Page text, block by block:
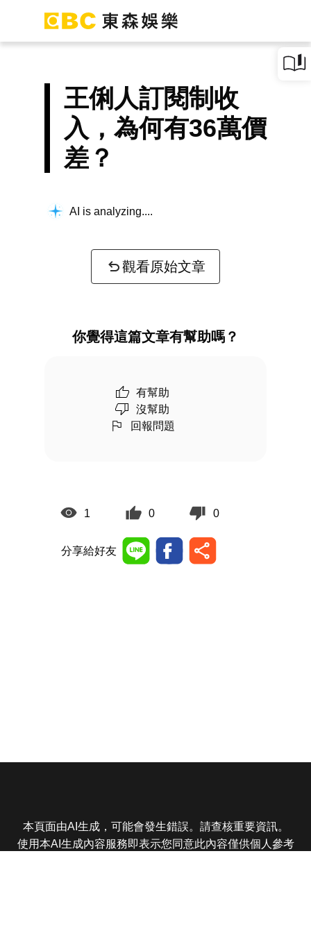
王俐人訂閱制收
入，為何有36萬價
差？
AI is analyzing...
觀看原始文章
你覺得這篇文章有幫助嗎？
有幫助
沒幫助
回報問題
1 0 0
分享給好友
本頁面由AI生成，可能會發生錯誤。請查核重要資訊。
使用本AI生成內容服務即表示您同意此內容僅供個人參考